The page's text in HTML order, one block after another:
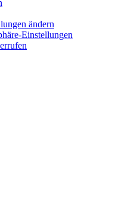
ändern
Einstellungen